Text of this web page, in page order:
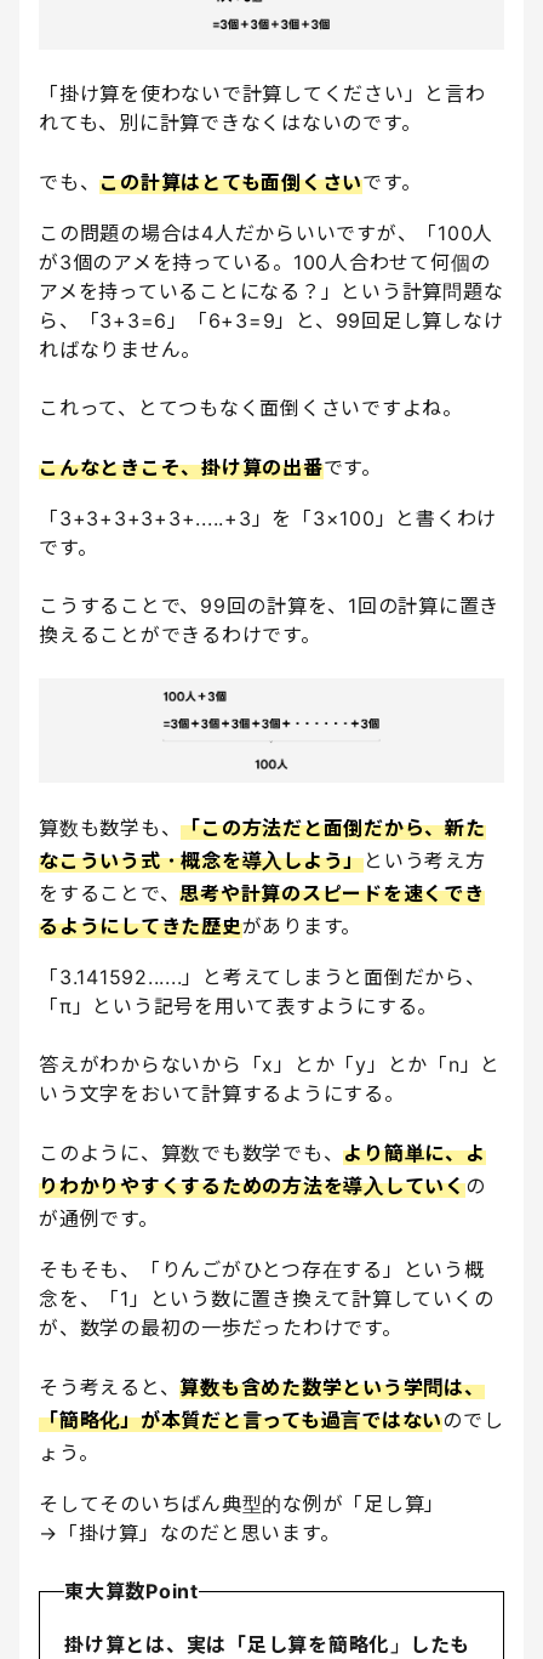
「掛け算を使わないで計算してください」と言わ
れても、別に計算できなくはないのです。
でも、この計算はとても面倒くさいです。
この問題の場合は4人だからいいですが、「100人
が3個のアメを持っている。100人合わせて何個の
アメを持っていることになる？」という計算問題な
ら、「3+3=6」「6+3=9」と、99回足し算しなけ
ればなりません。
これって、とてつもなく面倒くさいですよね。
こんなときこそ、掛け算の出番です。
「3+3+3+3+3+.....+3」を「3×100」と書くわけ
です。
こうすることで、99回の計算を、1回の計算に置き
換えることができるわけです。
算数も数学も、「この方法だと面倒だから、新た
なこういう式・概念を導入しよう」という考え方
をすることで、思考や計算のスピードを速くでき
るようにしてきた歴史があります。
「3.141592......」と考えてしまうと面倒だから、
「π」という記号を用いて表すようにする。
答えがわからないから「x」とか「y」とか「n」と
いう文字をおいて計算するようにする。
このように、算数でも数学でも、より簡単に、よ
りわかりやすくするための方法を導入していくの
が通例です。
そもそも、「りんごがひとつ存在する」という概
念を、「1」という数に置き換えて計算していくの
が、数学の最初の一歩だったわけです。
そう考えると、算数も含めた数学という学問は、
「簡略化」が本質だと言っても過言ではないのでし
ょう。
そしてそのいちばん典型的な例が「足し算」
→「掛け算」なのだと思います。
東大算数Point
掛け算とは、実は「足し算を簡略化」したも